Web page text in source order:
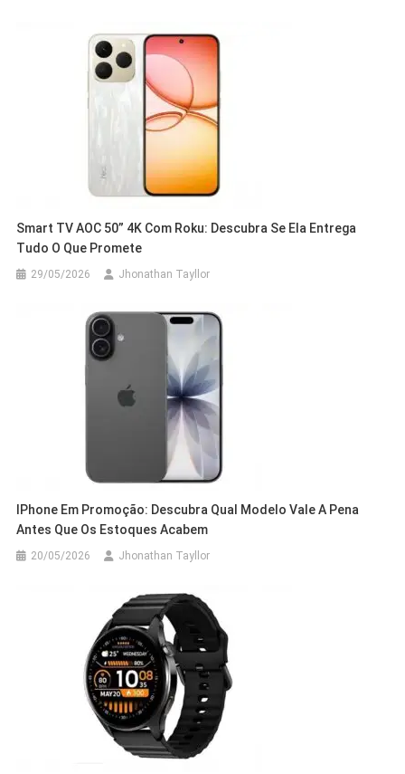
Smart TV AOC 50” 4K Com Roku: Descubra Se Ela Entrega
Tudo O Que Promete
29/05/2026 Jhonathan Tayllor
IPhone Em Promoção: Descubra Qual Modelo Vale A Pena
Antes Que Os Estoques Acabem
20/05/2026 Jhonathan Tayllor